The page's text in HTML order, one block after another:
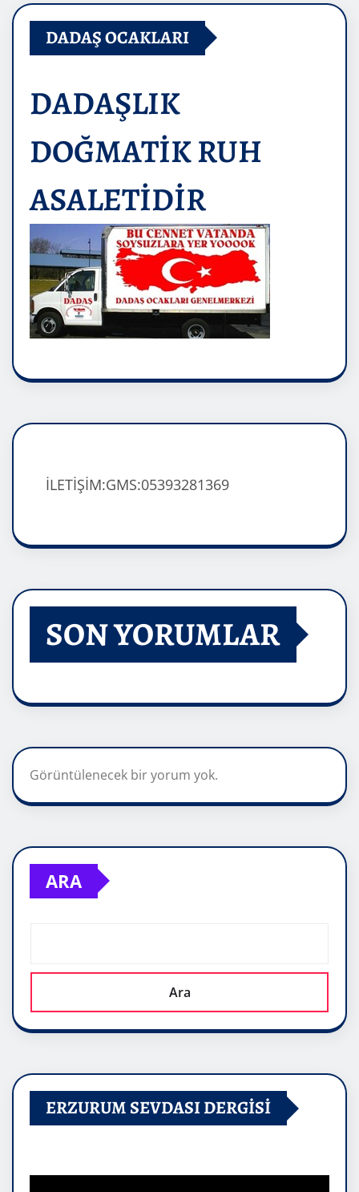
DADAŞ OCAKLARI
DADAŞLIK
DOĞMATİK RUH
ASALETİDİR
İLETİŞİM:GMS:05393281369
SON YORUMLAR
Görüntülenecek bir yorum yok.
ARA
Ara
ERZURUM SEVDASI DERGİSİ